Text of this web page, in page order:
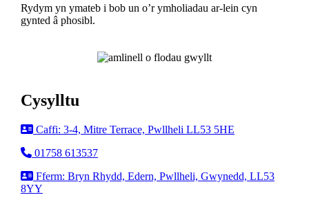
Rydym yn ymateb i bob un o’r ymholiadau ar-lein cyn
gynted â phosibl.
Cysylltu
Caffi: 3-4, Mitre Terrace, Pwllheli LL53 5HE
01758 613537
Fferm: Bryn Rhydd, Edern, Pwllheli, Gwynedd, LL53
8YY